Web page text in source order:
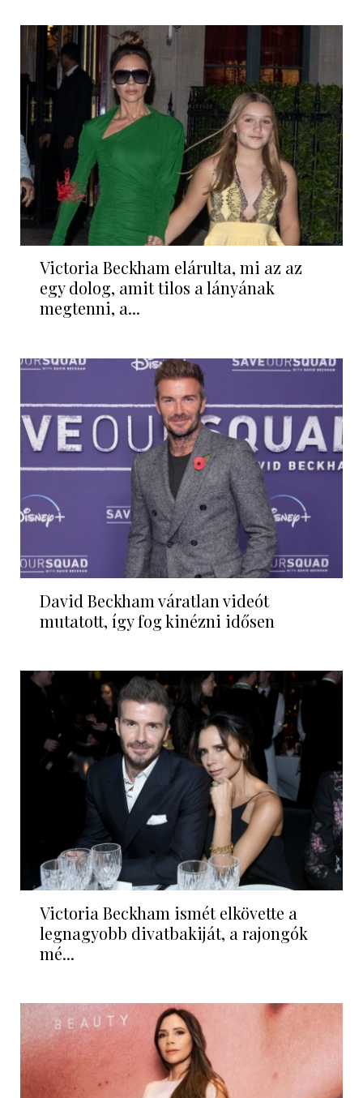
Victoria Beckham elárulta, mi az az
egy dolog, amit tilos a lányának
megtenni, a...
David Beckham váratlan videót
mutatott, így fog kinézni idősen
Victoria Beckham ismét elkövette a
legnagyobb divatbakiját, a rajongók
mé...